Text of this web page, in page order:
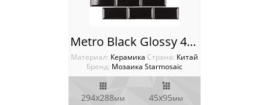
Metro Black Glossy 45х95 Мозаика Starmosaic Homework
Материал: Керамика Cтрана: Китай
Бренд: Мозаика Starmosaic
294х288мм
45х95мм